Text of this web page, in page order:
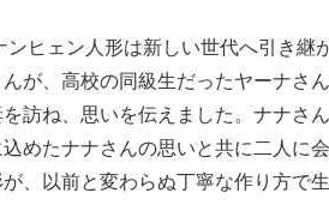
ンヒェン人形は新しい世代へ引き継
んが、高校の同級生だったヤーナさ
訪ね、思いを伝えました。ナナさ
込めたナナさんの思いと共に二人に
、以前と変わらぬ丁寧な作り方で